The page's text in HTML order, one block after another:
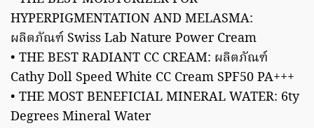
HYPERPIGMENTATION AND MELASMA:
ผลิตภัณฑ์ Swiss Lab Nature Power Cream
• THE BEST RADIANT CC CREAM: ผลิตภัณฑ์
Cathy Doll Speed White CC Cream SPF50 PA+++
• THE MOST BENEFICIAL MINERAL WATER: 6ty
Degrees Mineral Water